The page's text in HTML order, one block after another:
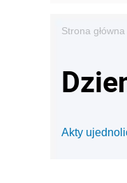
Strona główna
Akty